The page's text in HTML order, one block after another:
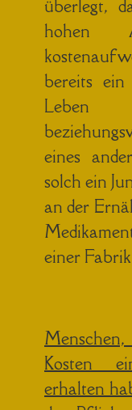
überlegt,
hohen
bereits
Leben
eines
solch ein
an der
einer
Kosten
erhalten